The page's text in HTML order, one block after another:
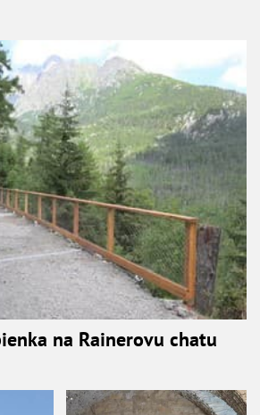
na Rainerovu chatu